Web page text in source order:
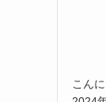
こん